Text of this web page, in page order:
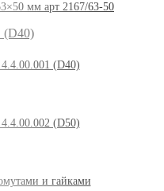
мм арт 2167/63-50
(D40)
(D50)
и гайками